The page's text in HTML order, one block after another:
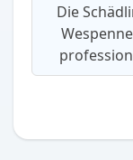
Die